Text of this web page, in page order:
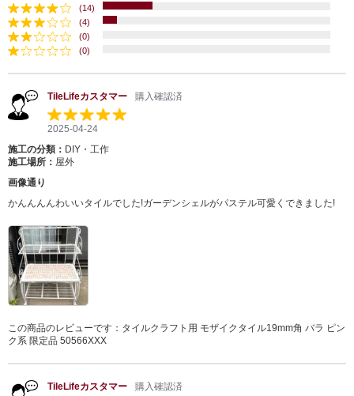
(14)
(4)
(0)
(0)
TileLifeカスタマー 購入確認済
2025-04-24
施工の分類： DIY・工作
施工場所： 屋外
画像通り
かんんんんわいいタイルでした!ガーデンシェルがパステル可愛くできました!
この商品のレビューです： タイルクラフト用 モザイクタイル19mm角 バラ ピン
ク系 限定品 50566XXX
TileLifeカスタマー 購入確認済